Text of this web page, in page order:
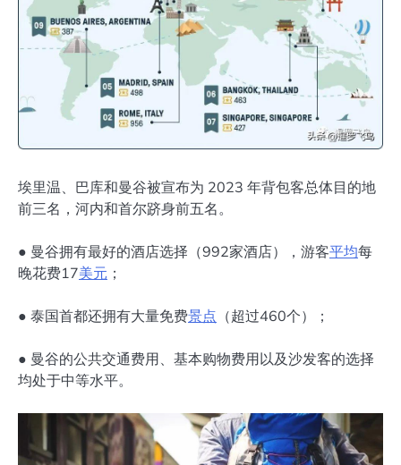
埃里温、巴库和曼谷被宣布为 2023 年背包客总体目的地
前三名，河内和首尔跻身前五名。
● 曼谷拥有最好的酒店选择（992家酒店），游客平均每
晚花费17美元 ；
● 泰国首都还拥有大量免费景点 （超过460个）；
● 曼谷的公共交通费用、基本购物费用以及沙发客的选择
均处于中等水平。